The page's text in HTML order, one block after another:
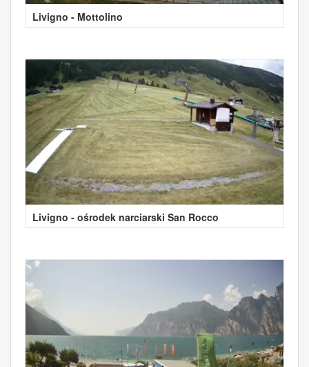
Livigno - Mottolino
Livigno - ośrodek narciarski San Rocco